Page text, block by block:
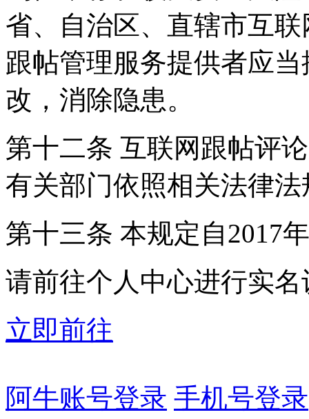
省、自治区、直辖市互
跟帖管理服务提供者应
改，消除隐患。
第十二条 互联网跟帖评
有关部门依照相关法律
第十三条 本规定自2017
请前往个人中心进行实名
立即前往
阿牛账号登录 手机号登录